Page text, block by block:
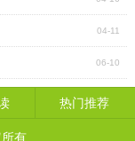
04-11
06-10
热门推荐
有